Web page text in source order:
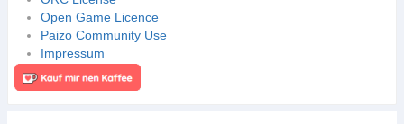
Open Game Licence
Paizo Community Use
Impressum